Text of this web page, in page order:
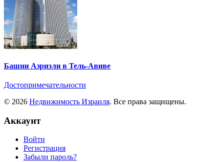
Башни Азриэли в Тель-Авиве
Достопримечательности
© 2026 Недвижимость Израиля. Все права защищены.
Аккаунт
Войти
Регистрация
Забыли пароль?